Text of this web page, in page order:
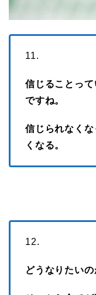
11.
信じることっ
ですね。
信じられなく
くなる。
12.
どうなりたいの